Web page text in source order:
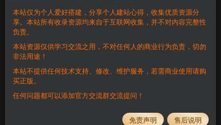
本站仅为个人爱好搭建，分享个人建站心得，收集优质资源分
享。本站所有收录资源均来自于互联网收集，并不对内容完整性
负责。
本站资源仅供学习交流之用，不对任何人的商业行为负责，切勿
非法用途！
本站不提供任何技术支持、修改、维护服务，若需商业使用请购
买正版。
任何问题都可以添加官方交流群交流提问！
免责声明 售后说明